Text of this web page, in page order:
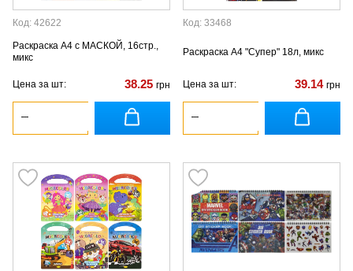
Код: 42622
Раскраска А4 с МАСКОЙ, 16стр.,
микс
Цена за шт: 38.25 грн
Код: 33468
Раскраска А4 "Супер" 18л, микс
Цена за шт: 39.14 грн